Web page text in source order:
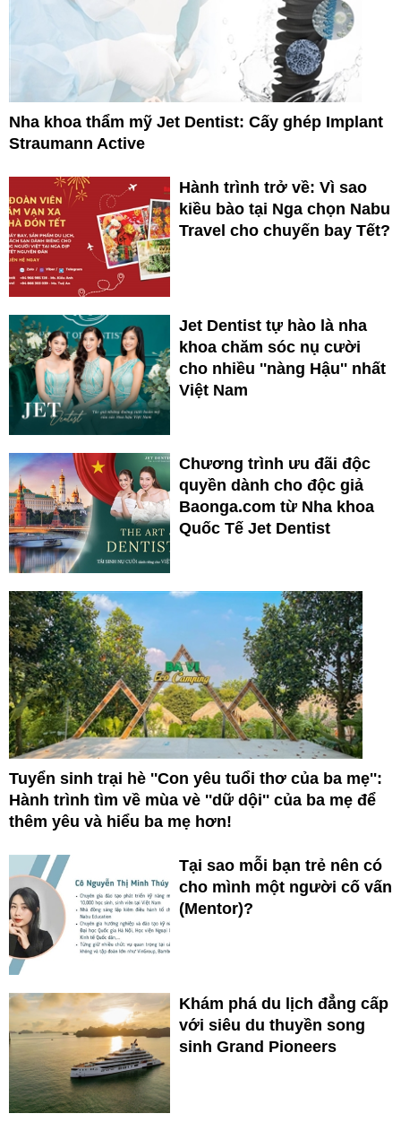
Nha khoa thẩm mỹ Jet Dentist: Cấy ghép Implant
Straumann Active
Hành trình trở về: Vì sao
kiều bào tại Nga chọn Nabu
Travel cho chuyến bay Tết?
Jet Dentist tự hào là nha
khoa chăm sóc nụ cười
cho nhiều ''nàng Hậu'' nhất
Việt Nam
Chương trình ưu đãi độc
quyền dành cho độc giả
Baonga.com từ Nha khoa
Quốc Tế Jet Dentist
Tuyển sinh trại hè ''Con yêu tuổi thơ của ba mẹ'':
Hành trình tìm về mùa vè ''dữ dội'' của ba mẹ để
thêm yêu và hiểu ba mẹ hơn!
Tại sao mỗi bạn trẻ nên có
cho mình một người cố vấn
(Mentor)?
Khám phá du lịch đẳng cấp
với siêu du thuyền song
sinh Grand Pioneers